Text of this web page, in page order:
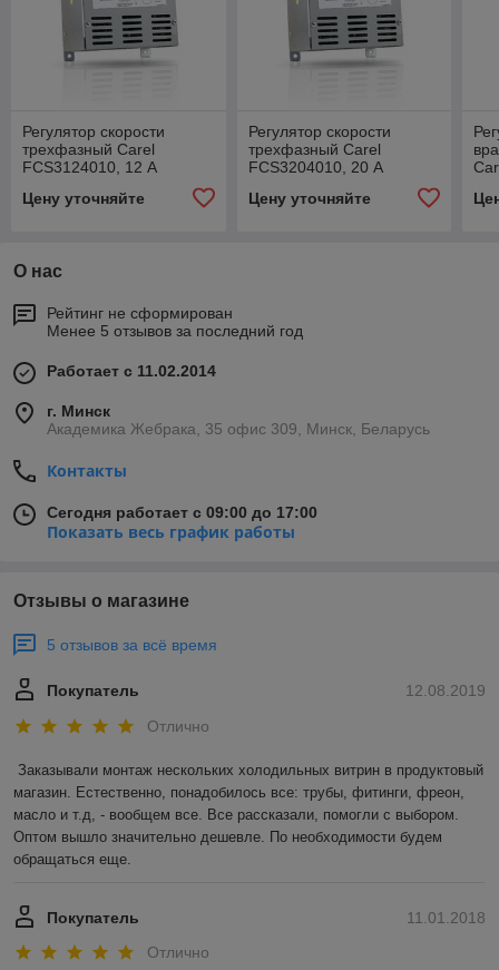
Регулятор скорости
трехфазный Carel
FCS3124010, 12 А
Цену уточняйте
Регулятор скорости
трехфазный Carel
FCS3204010, 20 А
Цену уточняйте
О нас
Рейтинг не сформирован
Менее 5 отзывов за последний год
Работает с 11.02.2014
г. Минск
Академика Жебрака, 35 офис 309, Минск, Беларусь
Контакты
Сегодня работает с 09:00 до 17:00
Показать весь график работы
Отзывы о магазине
5 отзывов за всё время
12.08.2019
Покупатель
Отлично
Заказывали монтаж нескольких холодильных витрин в продуктовый
магазин. Естественно, понадобилось все: трубы, фитинги, фреон,
масло и т.д, - вообщем все. Все рассказали, помогли с выбором.
Оптом вышло значительно дешевле. По необходимости будем
обращаться еще.
11.01.2018
Покупатель
Отлично